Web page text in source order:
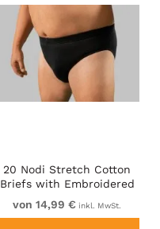
20 Nodi Stretch Cotton
Briefs with Embroidered
Side Label Black
von 14,99 € inkl. MwSt.